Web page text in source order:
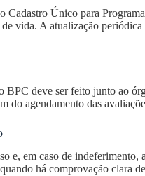
Único para
vida. A atualização
deve ser feito junto ao
do agendamento das
e, em caso de
há comprovação clara